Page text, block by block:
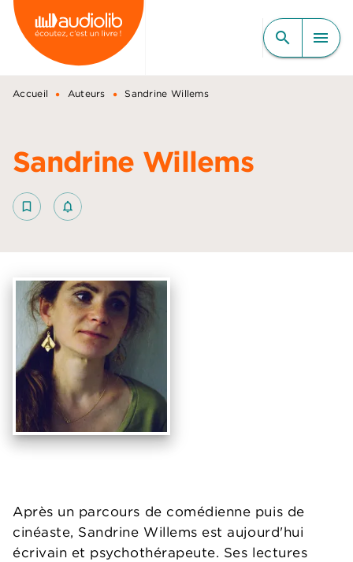
MENU RECHERCHE
CONTENU
PIED DE PAGE
search menu
Accueil • Auteurs • Sandrine Willems
Sandrine Willems
bookmark_border notifications_none_outlined
Après un parcours de comédienne puis de
cinéaste, Sandrine Willems est aujourd'hui
écrivain et psychothérapeute. Ses lectures